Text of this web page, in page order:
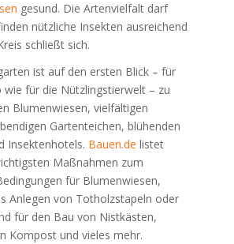
gesund. Die Artenvielfalt darf
nützliche Insekten ausreichend
schließt sich.
ist auf den ersten Blick – für
wie für die Nützlingstierwelt – zu
Blumenwiesen, vielfältigen
Gartenteichen, blühenden
Insektenhotels. Bauen.de listet
Maßnahmen zum
für Blumenwiesen,
Anlegen von Totholzstapeln oder
für den Bau von Nistkästen,
Kompost und vieles mehr.